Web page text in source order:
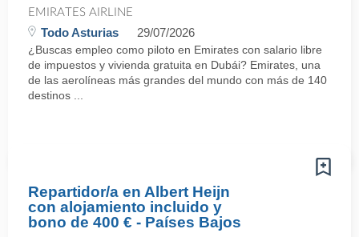
EMIRATES AIRLINE
Todo Asturias 29/07/2026
¿Buscas empleo como piloto en Emirates con salario libre
de impuestos y vivienda gratuita en Dubái? Emirates, una
de las aerolíneas más grandes del mundo con más de 140
destinos ...
Repartidor/a en Albert Heijn
con alojamiento incluido y
bono de 400 € - Países Bajos